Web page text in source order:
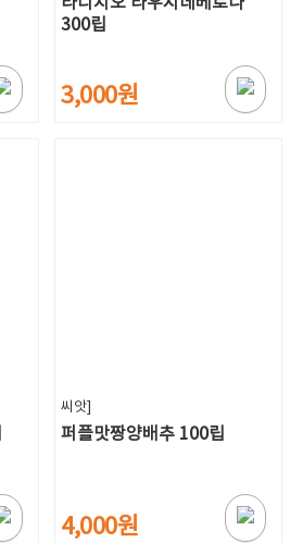
300립
3,000원
씨앗]
퍼플맛짱양배추 100립
4,000원